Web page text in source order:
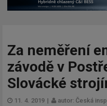
Za neměření
závodě v
Slovácké
11. 4. 2019 | autor: Česká